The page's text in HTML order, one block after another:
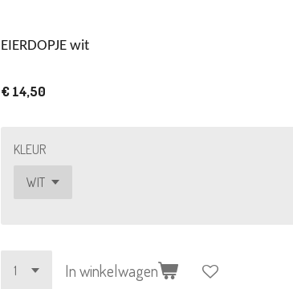
EIERDOPJE wit
€ 14,50
KLEUR
In winkelwagen